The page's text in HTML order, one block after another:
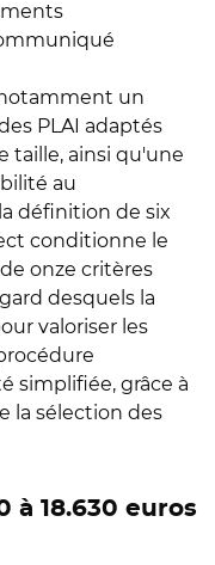
un
PLAI adaptés
taille, ainsi qu'une
au
définition de six
conditionne le
onze critères
desquels la
valoriser les
simplifiée, grâce à
la sélection des
à 18.630 euros